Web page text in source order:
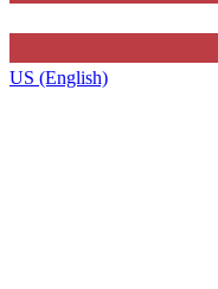
US (English)